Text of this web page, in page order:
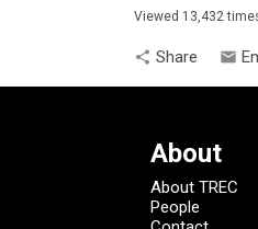
Viewed 13,432
share Share email
About
About TREC
People